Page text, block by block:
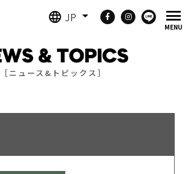
JP
［ニュース&トピックス］